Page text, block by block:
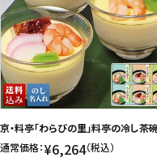
京・料亭「わらびの里」料亭の冷し茶
通常価格：¥6,264（税込）